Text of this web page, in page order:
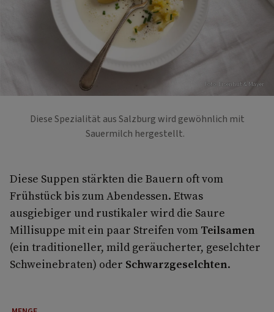
Foto: Eisenhut & Mayer
Diese Spezialität aus Salzburg wird gewöhnlich mit
Sauermilch hergestellt.
Diese Suppen stärkten die Bauern oft vom
Frühstück bis zum Abendessen. Etwas
ausgiebiger und rustikaler wird die Saure
Millisuppe mit ein paar Streifen vom Teilsamen
(ein traditioneller, mild geräucherter, geselchter
Schweinebraten) oder Schwarzgeselchten.